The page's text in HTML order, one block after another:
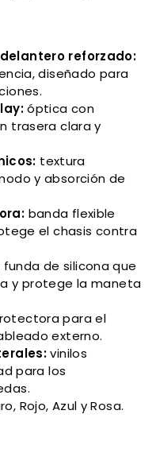
reforzado:
diseñado para
óptica con
trasera clara y
textura
y absorción de
banda flexible
el chasis contra
funda de silicona que
y protege la maneta
para el
externo.
vinilos
para los
Rojo, Azul y Rosa.